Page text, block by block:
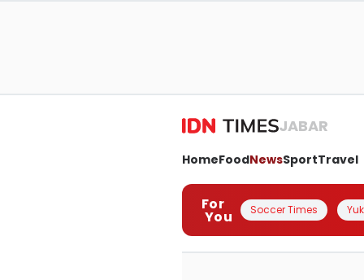
JABAR
HomeFoodNewsSportTravel
For
You Soccer Times